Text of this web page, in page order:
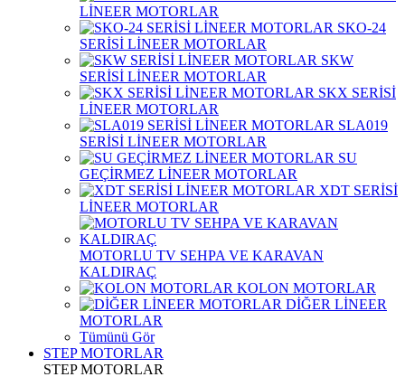
LİNEER MOTORLAR
SKO-24
SERİSİ LİNEER MOTORLAR
SKW
SERİSİ LİNEER MOTORLAR
SKX SERİSİ
LİNEER MOTORLAR
SLA019
SERİSİ LİNEER MOTORLAR
SU
GEÇİRMEZ LİNEER MOTORLAR
XDT SERİSİ
LİNEER MOTORLAR
MOTORLU TV SEHPA VE KARAVAN
KALDIRAÇ
KOLON MOTORLAR
DİĞER LİNEER
MOTORLAR
Tümünü Gör
STEP MOTORLAR
STEP MOTORLAR